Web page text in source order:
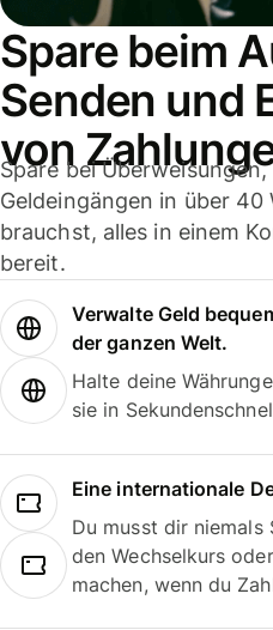
Spare beim
Senden und
von
Spare bei
Geldeingängen in über 40
brauchst, alles in einem
bereit.
Verwalte Geld
der ganzen Welt.
Halte deine
sie in
Eine internationale
Du musst dir niemals
den Wechselkurs
machen, wenn du